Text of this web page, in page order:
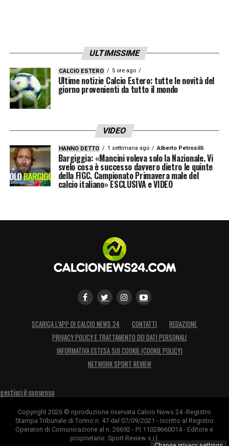
ULTIMISSIME
CALCIO ESTERO 5 ore ago
Ultime notizie Calcio Estero: tutte le novità del
giorno provenienti da tutto il mondo
VIDEO
HANNO DETTO 1 settimana ago Alberto Petrosilli
Bargiggia: «Mancini voleva solo la Nazionale. Vi
svelo cosa è successo davvero dietro le quinte
della FIGC. Campionato Primavera male del
calcio italiano» ESCLUSIVA e VIDEO
SCARICA L’APP DI CALCIO NEWS 24 CONTATTI
REDAZIONE
PRIVACY POLICY E TRATTAMENTO DEI DATI PERSONALI
INFORMATIVA ESTESA SUI COOKIE (COOKIE POLICY)
NETWORK SPORT REVIEW
gestisci il consenso
Copyright 2026 © riproduzione riservata Calcio News 24 -Registro
Stampa Tribunale di Torino n. 47 del 07/09/2021 - Iscritto al Registro
Operatori di Comunicazione al n. 26692 - P.I.11028660014 - Editore e
proprietario: Sport Review s.r.l.